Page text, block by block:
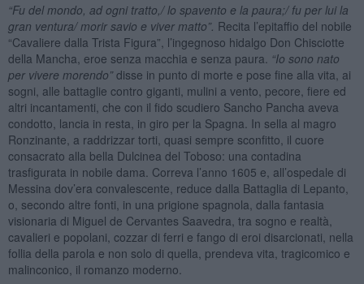
“Fu del mondo, ad ogni tratto,/ lo spavento e la paura;/ fu per lui la
gran ventura/ morir savio e viver matto”. Recita l’epitaffio del nobile
“Cavaliere dalla Trista Figura”, l’ingegnoso hidalgo Don Chisciotte
della Mancha, eroe senza macchia e senza paura. “Io sono nato
per vivere morendo”disse in punto di morte e pose fine alla vita, ai
sogni, alle battaglie contro giganti, mulini a vento, pecore, fiere ed
altri incantamenti, che con il fido scudiero Sancho Pancha aveva
condotto, lancia in resta, in giro per la Spagna. In sella al magro
Ronzinante, a raddrizzar torti, quasi sempre sconfitto, il cuore
consacrato alla bella Dulcinea del Toboso: una contadina
trasfigurata in nobile dama. Correva l’anno 1605 e, all’ospedale di
Messina dov’era convalescente, reduce dalla Battaglia di Lepanto,
o, secondo altre fonti, in una prigione spagnola, dalla fantasia
visionaria di Miguel de Cervantes Saavedra, tra sogno e realtà,
cavalieri e popolani, cozzar di ferri e fango di eroi disarcionati, nella
follia della parola e non solo di quella, prendeva vita, tragicomico e
malinconico, il romanzo moderno.